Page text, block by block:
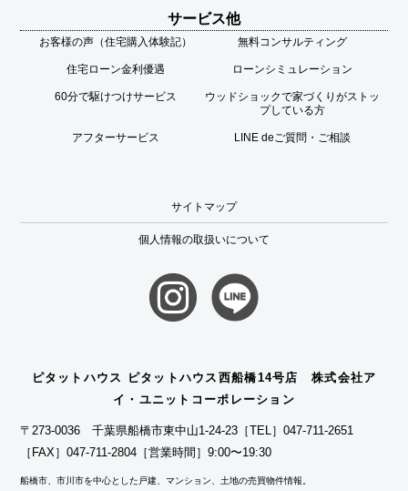
サービス他
お客様の声（住宅購入体験記） 無料コンサルティング
住宅ローン金利優遇 ローンシミュレーション
60分で駆けつけサービス
ウッドショックで家づくりがストッ
プしている方
アフターサービス LINE deご質問・ご相談
サイトマップ
個人情報の取扱いについて
ピタットハウス ピタットハウス西船橋14号店 株式会社ア
イ・ユニットコーポレーション
〒273-0036 千葉県船橋市東中山1-24-23 ［TEL］047-711-2651
［FAX］047-711-2804 ［営業時間］9:00〜19:30
船橋市、市川市を中心とした戸建、マンション、土地の売買物件情報。